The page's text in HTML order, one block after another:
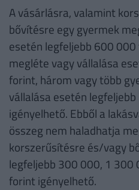
A vásárlásra, valamint
bővítésre egy gyermek
esetén legfeljebb 600
megléte vagy vállalása
forint, három vagy több
vállalása esetén
igényelhető. Ebből a
összeg nem haladhatja
korszerűsítésre és/vagy
legfeljebb 300 000, 1
forint igényelhető.